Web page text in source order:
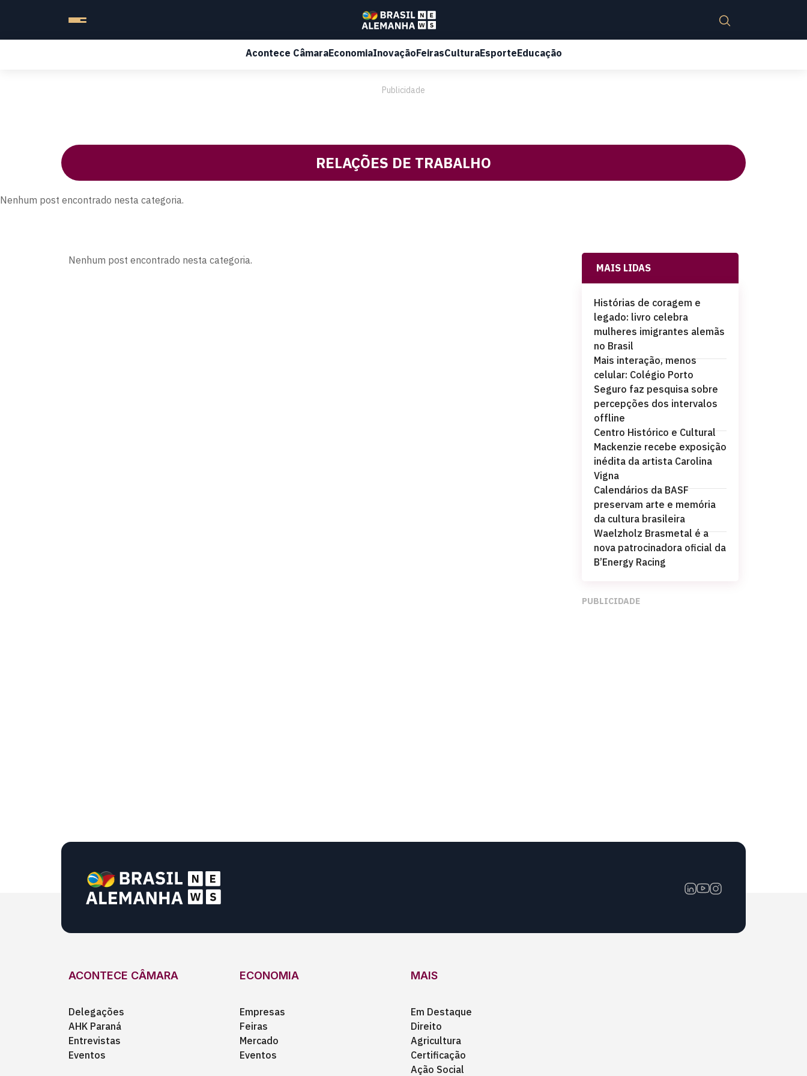
Acontece CâmaraEconomiaInovaçãoFeirasCulturaEsporteEducação
Publicidade
RELAÇÕES DE TRABALHO
Nenhum post encontrado nesta categoria.
Nenhum post encontrado nesta categoria.
MAIS LIDAS
Histórias de coragem e
legado: livro celebra
mulheres imigrantes alemãs
no Brasil
Mais interação, menos
celular: Colégio Porto
Seguro faz pesquisa sobre
percepções dos intervalos
offline
Centro Histórico e Cultural
Mackenzie recebe exposição
inédita da artista Carolina
Vigna
Calendários da BASF
preservam arte e memória
da cultura brasileira
Waelzholz Brasmetal é a
nova patrocinadora oficial da
B’Energy Racing
PUBLICIDADE
ACONTECE CÂMARA
Delegações
AHK Paraná
Entrevistas
Eventos
ECONOMIA
Empresas
Feiras
Mercado
Eventos
MAIS
Em Destaque
Direito
Agricultura
Certificação
Ação Social